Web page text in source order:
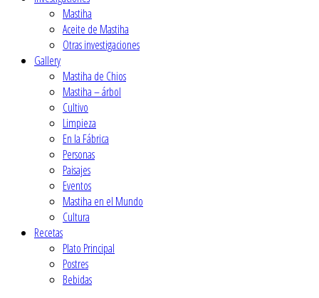
Mastiha
Aceite de Mastiha
Οtras investigaciones
Gallery
Mastiha de Chios
Mastiha – árbol
Cultivo
Limpieza
En la Fábrica
Personas
Paisajes
Eventos
Mastiha en el Mundo
Cultura
Recetas
Plato Principal
Postres
Βebidas